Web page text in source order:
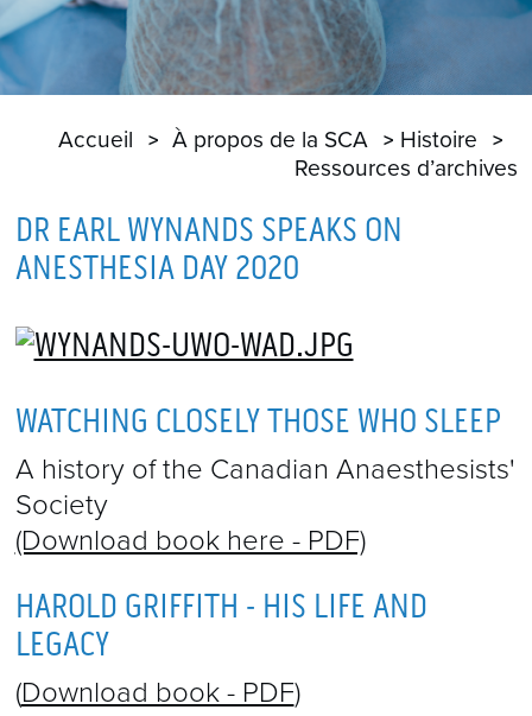
Accueil À propos de la SCA
Histoire
Ressources d’archives
DR EARL WYNANDS SPEAKS ON
ANESTHESIA DAY 2020
WATCHING CLOSELY THOSE WHO SLEEP
A history of the Canadian Anaesthesists'
Society
(Download book here - PDF)
HAROLD GRIFFITH - HIS LIFE AND
LEGACY
(Download book - PDF)